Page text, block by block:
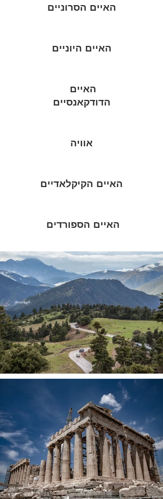
האיים הסרוניים
האיים היוניים
האיים
הדודקאנסיים
אוויה
האיים הקיקלאדיים
האיים הספורדים